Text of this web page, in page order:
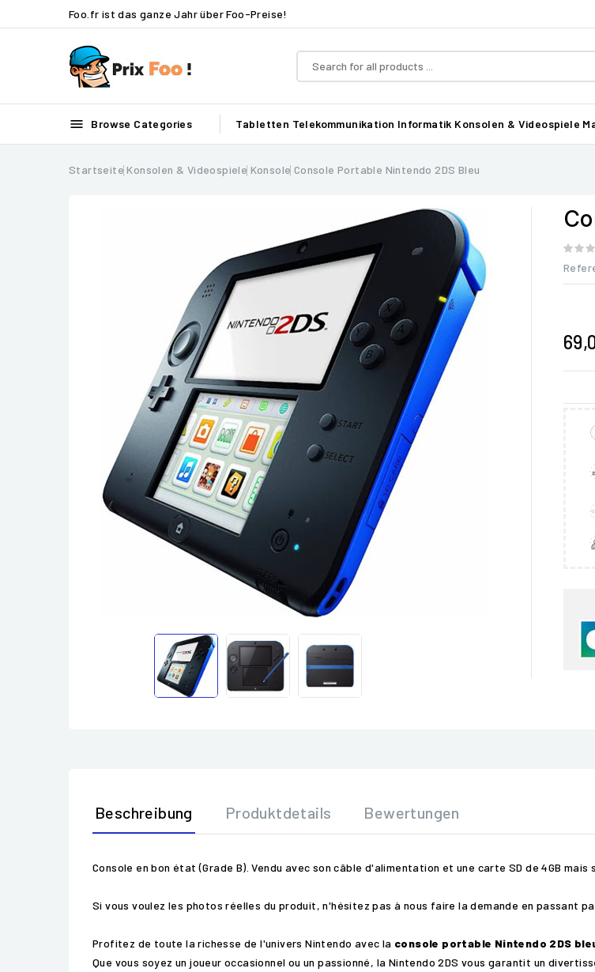
Foo.fr ist das ganze Jahr über Foo-Preise!
 Browse Categories Tabletten Telekommunikation Informatik Konsolen & Videospiele
Startseite Konsolen & Videospiele Konsole Console Portable Nintendo 2DS Bleu
Beschreibung Produktdetails Bewertungen
Console en bon état (Grade B). Vendu avec son câble d'alimentation et une carte SD de 4GB mais
Si vous voulez les photos réelles du produit, n'hésitez pas à nous faire la demande en passant
Profitez de toute la richesse de l'univers Nintendo avec la console portable Nintendo 2DS
Que vous soyez un joueur occasionnel ou un passionné, la Nintendo 2DS vous garantit un